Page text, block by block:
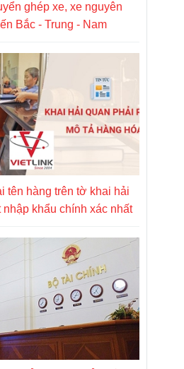
ghép xe, xe nguyên
Bắc - Trung - Nam
tên hàng trên tờ khai hải
nhập khẩu chính xác nhất